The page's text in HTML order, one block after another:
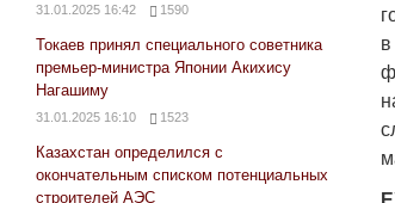
31.01.2025 16:42 1590
Токаев принял специального советника
премьер-министра Японии Акихису
Нагашиму
31.01.2025 16:10 1523
Казахстан определился с
окончательным списком потенциальных
строителей АЭС